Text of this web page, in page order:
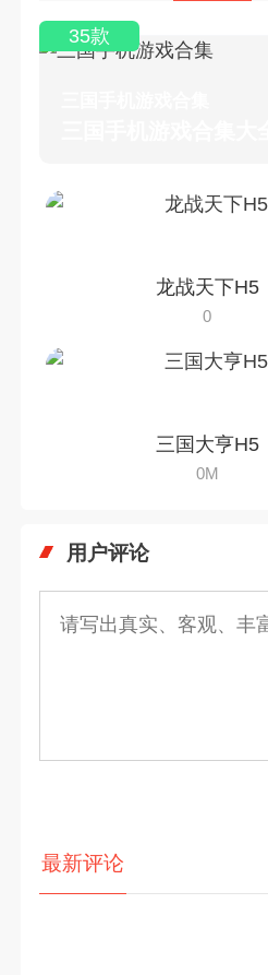
35款
龙战天下H5
0
三国大亨H5
0M
用户评论
最新评论